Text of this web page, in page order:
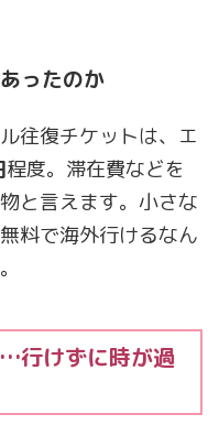
ったのか
往復チケットは、エ
程度。滞在費などを
と言えます。小さな
料で海外行けるなん
行けずに時が過